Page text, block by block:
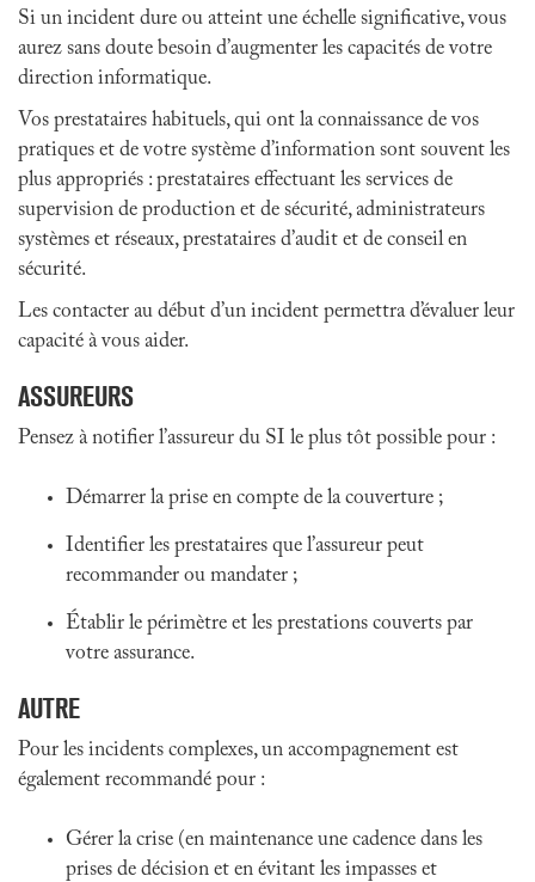
Si un incident dure ou atteint une échelle significative, vous
aurez sans doute besoin d’augmenter les capacités de votre
direction informatique.
Vos prestataires habituels, qui ont la connaissance de vos
pratiques et de votre système d’information sont souvent les
plus appropriés : prestataires effectuant les services de
supervision de production et de sécurité, administrateurs
systèmes et réseaux, prestataires d’audit et de conseil en
sécurité.
Les contacter au début d’un incident permettra d’évaluer leur
capacité à vous aider.
ASSUREURS
Pensez à notifier l’assureur du SI le plus tôt possible pour :
Démarrer la prise en compte de la couverture ;
Identifier les prestataires que l’assureur peut
recommander ou mandater ;
Établir le périmètre et les prestations couverts par
votre assurance.
AUTRE
Pour les incidents complexes, un accompagnement est
également recommandé pour :
Gérer la crise (en maintenance une cadence dans les
prises de décision et en évitant les impasses et